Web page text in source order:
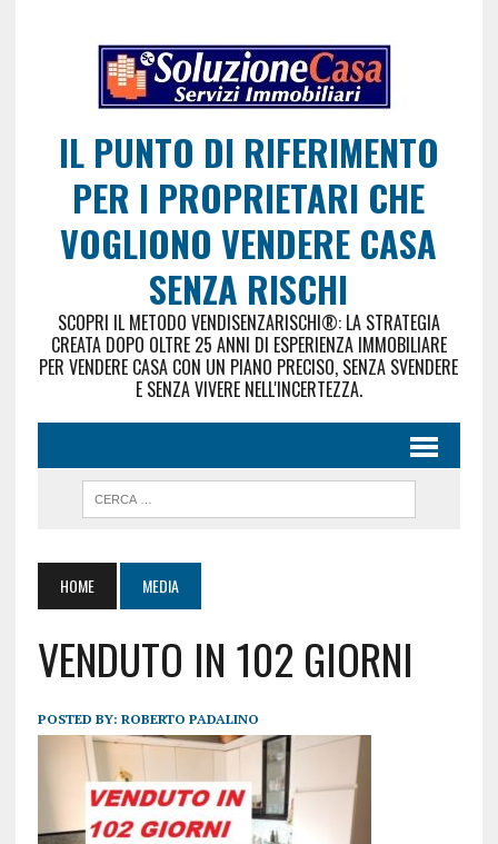
IL PUNTO DI RIFERIMENTO
PER I PROPRIETARI CHE
VOGLIONO VENDERE CASA
SENZA RISCHI
SCOPRI IL METODO VENDISENZARISCHI®: LA STRATEGIA
CREATA DOPO OLTRE 25 ANNI DI ESPERIENZA IMMOBILIARE
PER VENDERE CASA CON UN PIANO PRECISO, SENZA SVENDERE
E SENZA VIVERE NELL'INCERTEZZA.
HOME MEDIA
VENDUTO IN 102 GIORNI
POSTED BY: ROBERTO PADALINO